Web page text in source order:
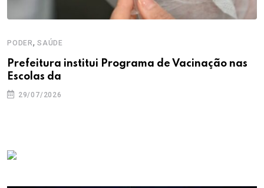
PODER, SAÚDE
Prefeitura institui Programa de Vacinação nas
Escolas da
29/07/2026